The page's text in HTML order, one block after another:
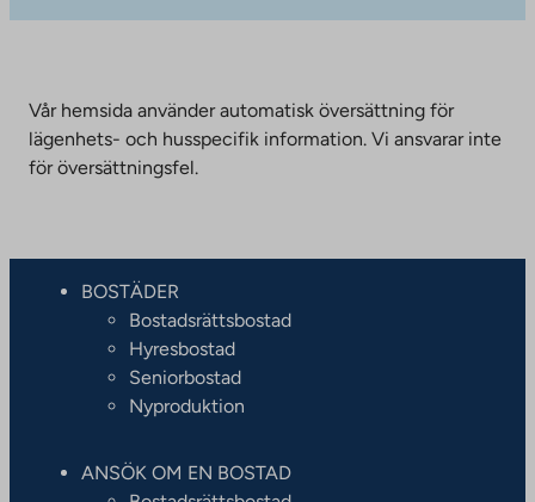
Vår hemsida använder automatisk översättning för
lägenhets- och husspecifik information. Vi ansvarar inte
för översättningsfel.
BOSTÄDER
Bostadsrättsbostad
Hyresbostad
Seniorbostad
Nyproduktion
ANSÖK OM EN BOSTAD